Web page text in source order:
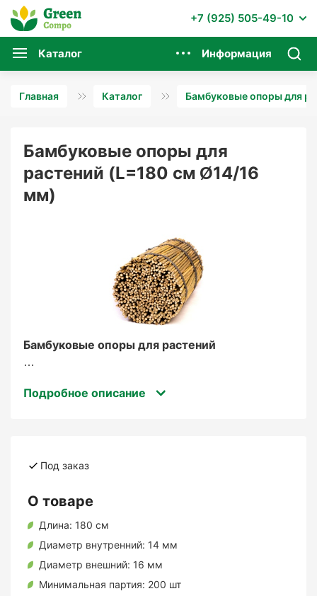
+7 (925) 505-49-10
Каталог Информация
Главная Каталог Бамбуковые опоры для
Бамбуковые опоры для
растений (L=180 см Ø14/16
мм)
Бамбуковые опоры для растений
огородничестве для поддержки растений во
вертикально, поддерживает их стебли и
Основные функции
бамбуковых опор:
Поддержка растений
Подробное описание
Под заказ
О товаре
Длина: 180 см
Диаметр внутренний: 14 мм
Диаметр внешний: 16 мм
Минимальная партия: 200 шт